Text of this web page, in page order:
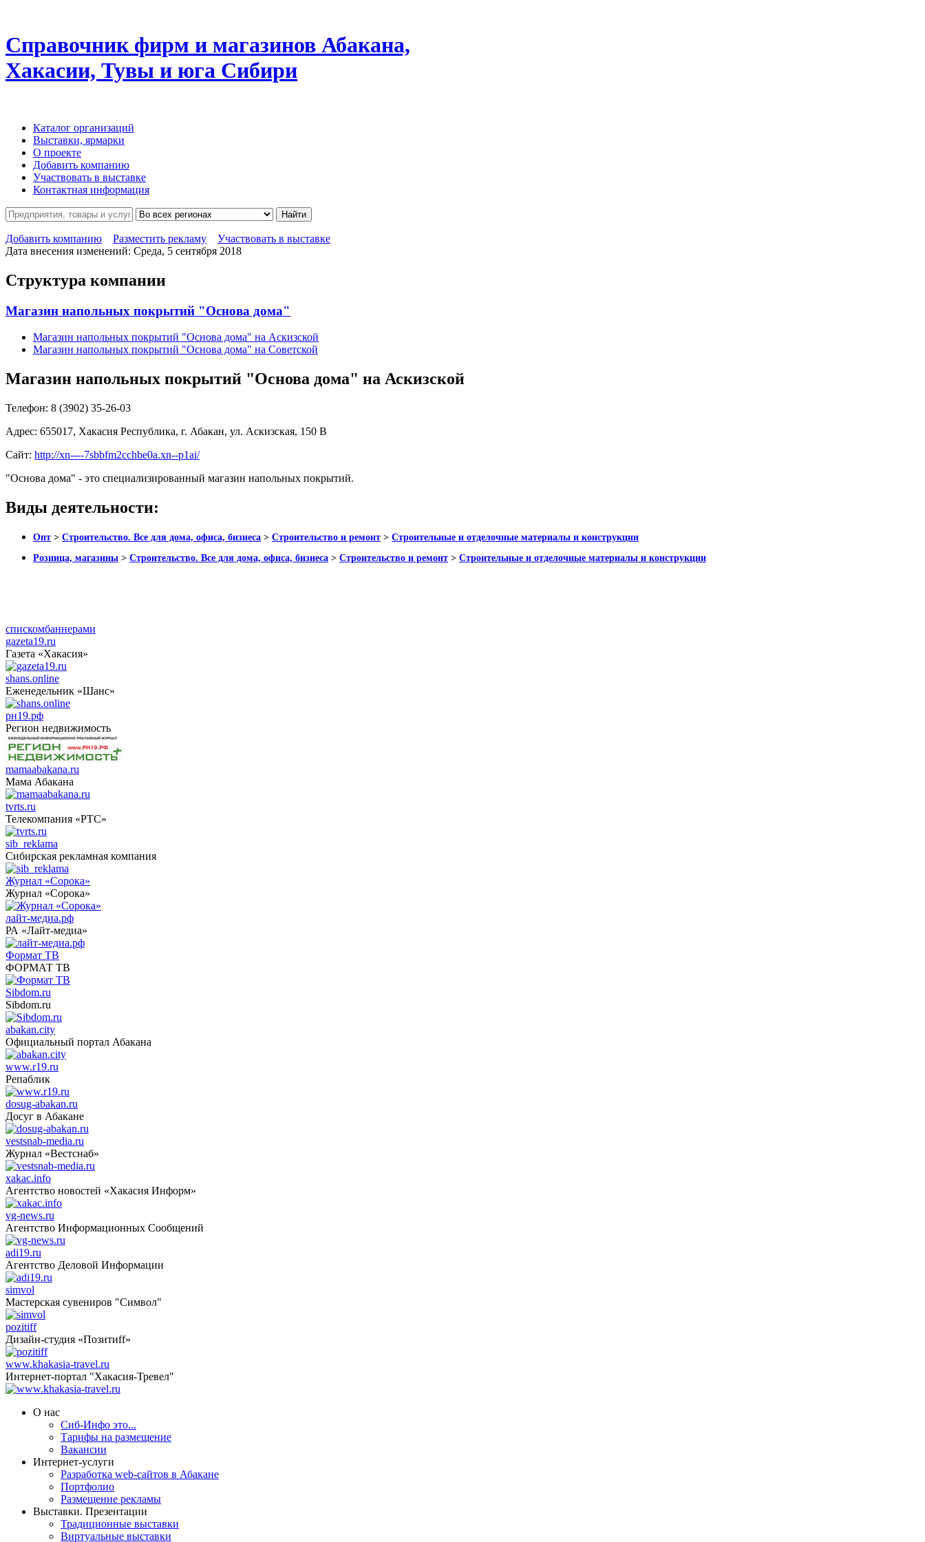
Справочник фирм и магазинов Абакана,
Хакасии, Тувы и юга Сибири
Каталог организаций
Выставки, ярмарки
О проекте
Добавить компанию
Участвовать в выставке
Контактная информация
Найти
Добавить компанию Разместить рекламу
Участвовать в выставке
Дата внесения изменений: Среда, 5 сентября 2018
Структура компании
Магазин напольных покрытий "Основа дома"
Магазин напольных покрытий "Основа дома" на Аскизской
Магазин напольных покрытий "Основа дома" на Советской
Магазин напольных покрытий "Основа дома" на Аскизской
Телефон: 8 (3902) 35-26-03
Адрес: 655017, Хакасия Республика, г. Абакан, ул. Аскизская, 150 В
Сайт: http://xn----7sbbfm2cchbe0a.xn--p1ai/
"Основа дома" - это специализированный магазин напольных покрытий.
Виды деятельности:
Опт > Строительство. Все для дома, офиса, бизнеса > Строительство и ремонт > Строительные и отделочные материалы и конструкции
Розница, магазины > Строительство. Все для дома, офиса, бизнеса > Строительство и ремонт > Строительные и отделочные материалы и конструкции
спискомбаннерами
gazeta19.ru
Газета «Хакасия»
shans.online
Еженедельник «Шанс»
рн19.рф
Регион недвижимость
mamaabakana.ru
Мама Абакана
tvrts.ru
Телекомпания «РТС»
sib_reklama
Сибирская рекламная компания
Журнал «Сорока»
Журнал «Сорока»
лайт-медиа.рф
РА «Лайт-медиа»
Формат ТВ
ФОРМАТ ТВ
Sibdom.ru
Sibdom.ru
abakan.city
Официальный портал Абакана
www.r19.ru
Репаблик
dosug-abakan.ru
Досуг в Абакане
vestsnab-media.ru
Журнал «Вестснаб»
xakac.info
Агентство новостей «Хакасия Информ»
vg-news.ru
Агентство Информационных Сообщений
adi19.ru
Агентство Деловой Информации
simvol
Мастерская сувениров "Символ"
pozitiff
Дизайн-студия «Позитиff»
www.khakasia-travel.ru
Интернет-портал "Хакасия-Тревел"
О нас
Сиб-Инфо это...
Тарифы на размещение
Вакансии
Интернет-услуги
Разработка web-сайтов в Абакане
Портфолио
Размещение рекламы
Выставки. Презентации
Традиционные выставки
Виртуальные выставки